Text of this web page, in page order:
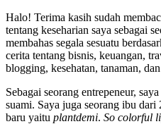
Halo! Terima kasih sudah
tentang keseharian saya sebagai
membahas segala sesuatu
cerita tentang bisnis, keuangan,
blogging, kesehatan, tanaman,
Sebagai seorang entrepeneur,
suami. Saya juga seorang ibu
baru yaitu plantdemi. So colorful